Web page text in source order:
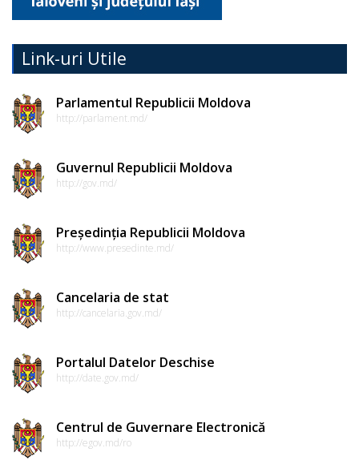
Link-uri Utile
Parlamentul Republicii Moldova
http://parlament.md/
Guvernul Republicii Moldova
http://gov.md/
Președinția Republicii Moldova
http://www.presedinte.md/
Cancelaria de stat
http://cancelaria.gov.md/
Portalul Datelor Deschise
http://date.gov.md/
Centrul de Guvernare Electronică
http://egov.md/ro